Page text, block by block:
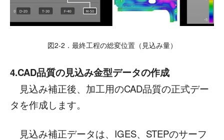
図2-2．最終工程の総変位置（見込み量）
4.CAD品質の見込み金型データの作成
見込み補正後、加工用のCAD品質の正式デー
タを作成します。
見込み補正データは、IGES、STEPのサーフ